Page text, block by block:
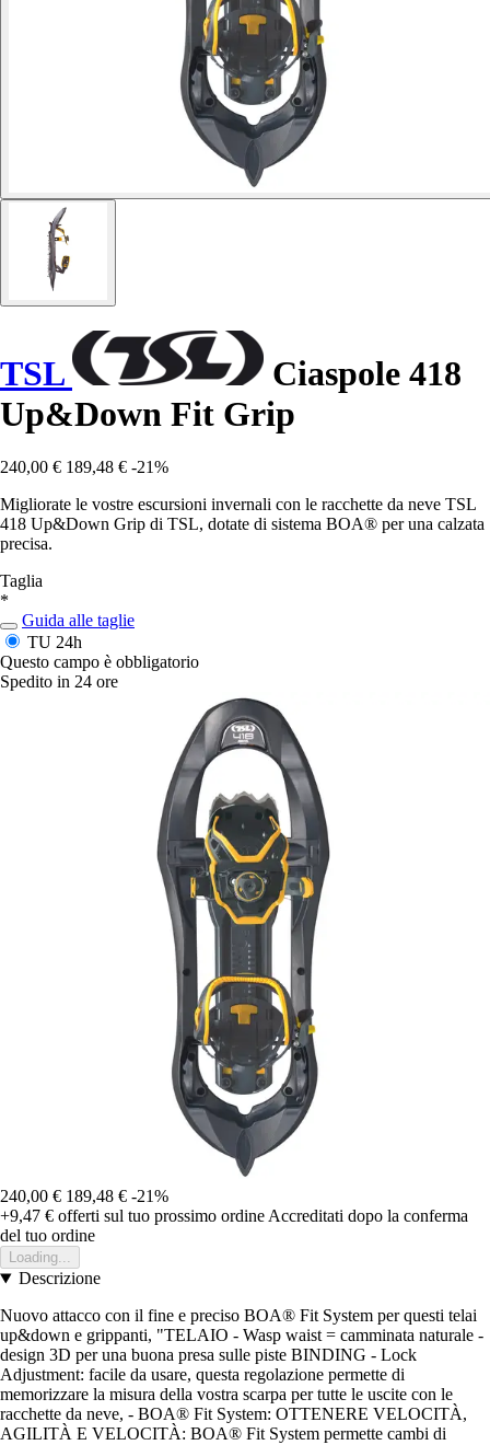
TSL
Ciaspole 418
Up&Down Fit Grip
240,00 € 189,48 € -21%
Migliorate le vostre escursioni invernali con le racchette da neve TSL
418 Up&Down Grip di TSL, dotate di sistema BOA® per una calzata
precisa.
Taglia
*
Guida alle taglie
TU 24h
Questo campo è obbligatorio
Spedito in 24 ore
240,00 € 189,48 € -21%
+9,47 € offerti sul tuo prossimo ordine Accreditati dopo la conferma
del tuo ordine
Loading...
Descrizione
Nuovo attacco con il fine e preciso BOA® Fit System per questi telai
up&down e grippanti, "TELAIO - Wasp waist = camminata naturale -
design 3D per una buona presa sulle piste BINDING - Lock
Adjustment: facile da usare, questa regolazione permette di
memorizzare la misura della vostra scarpa per tutte le uscite con le
racchette da neve, - BOA® Fit System: OTTENERE VELOCITÀ,
AGILITÀ E VELOCITÀ: BOA® Fit System permette cambi di